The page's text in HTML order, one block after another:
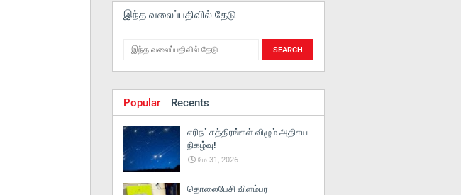
இந்த வலைப்பதிவில் தேடு
Popular Recents
எரிநட்சத்திரங்கள் விழும் அதிசய
நிகழ்வு!
மே 31, 2026
தொலைபேசி விளம்பர